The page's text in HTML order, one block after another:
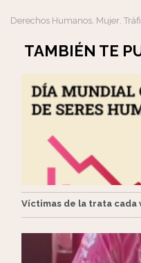
Derechos Humanos, Mujer,
TAMBIÉN TE
Víctimas de la trata cada